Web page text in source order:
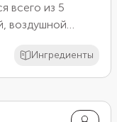
всего из 5
воздушной
потому что для
Ингредиенты